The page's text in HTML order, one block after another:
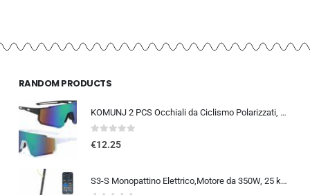
RANDOM PRODUCTS
KOMUNJ 2 PCS Occhiali da Ciclismo Polarizzati, Occhiali da Sole Sportivi, Occhiali da Ciclismo Polarizzati da Uomo e Donna, A
0out of 5
€12.25
S3-S Monopattino Elettrico,Motore da 350W, 25 km/h, 30-35KM di Autonomia, Turn Signal, 8.5″ Scooter Elettrico Pieghevole y…